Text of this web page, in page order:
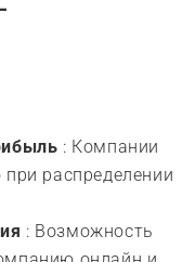
: Компании
при распределении
: Возможность